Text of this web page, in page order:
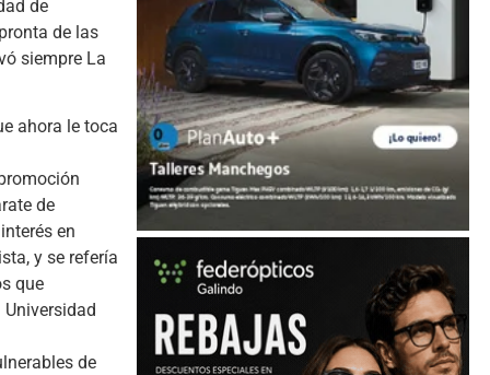
de
de las
siempre La
ahora le toca
de
en
y se refería
que
de